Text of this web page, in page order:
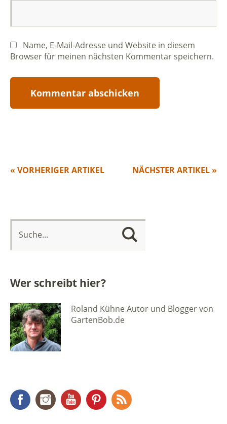
Name, E-Mail-Adresse und Website in diesem
Browser für meinen nächsten Kommentar speichern.
NÄCHSTER ARTIKEL »
« VORHERIGER ARTIKEL
Wer schreibt hier?
Roland Kühne Autor und Blogger von
GartenBob.de
FacebookInstagramYouTubePinterest